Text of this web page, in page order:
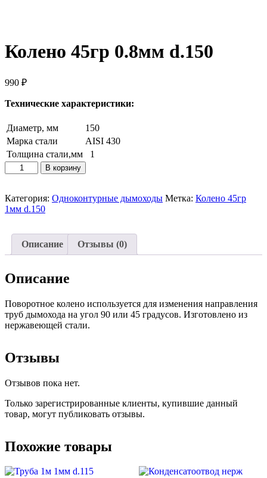
Колено 45гр 0.8мм d.150
990 ₽
Технические характеристики:
Диаметр, мм
150
Марка стали
AISI 430
Толщина стали,мм
1
Количество
товара
45гр
0.8мм
В корзину
Категория: Одноконтурные дымоходы Метка: Колено 45гр
1мм d.150
Описание Отзывы (0)
Описание
Поворотное колено используется для изменения направления
труб дымохода на угол 90 или 45 градусов. Изготовлено из
нержавеющей стали.
Отзывы
Отзывов пока нет.
Только зарегистрированные клиенты, купившие данный
товар, могут публиковать отзывы.
Похожие товары